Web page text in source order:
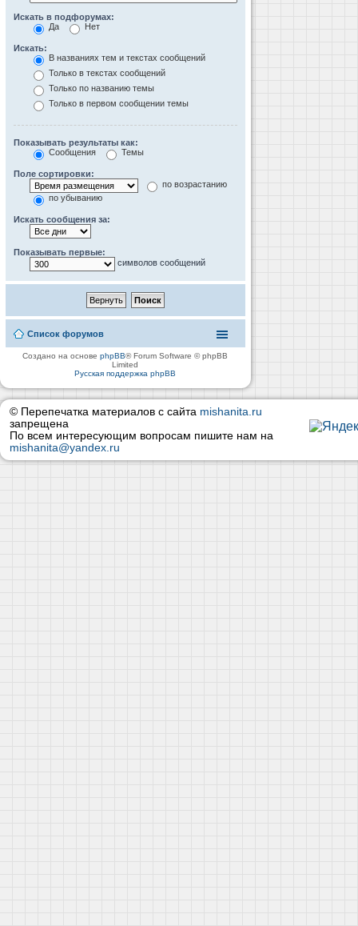
Искать в подфорумах:
Да
Нет
Искать:
В названиях тем и текстах сообщений
Только в текстах сообщений
Только по названию темы
Только в первом сообщении темы
Показывать результаты как:
Сообщения
Темы
Поле сортировки:
по возрастанию
по убыванию
Искать сообщения за:
Показывать первые:
символов сообщений
Список форумов
Создано на основеphpBB® Forum Software © phpBB
Limited
Русская поддержка phpBB
© Перепечатка материалов с сайта mishanita.ru
запрещена
По всем интересующим вопросам пишите нам на
mishanita@yandex.ru